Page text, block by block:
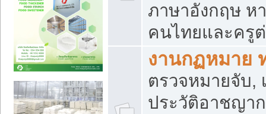
ภาษาอังกฤษ ห
คนไทยและครู
งานกฏหมาย
ตรวจหมายจับ,
ประวัติอาชญา